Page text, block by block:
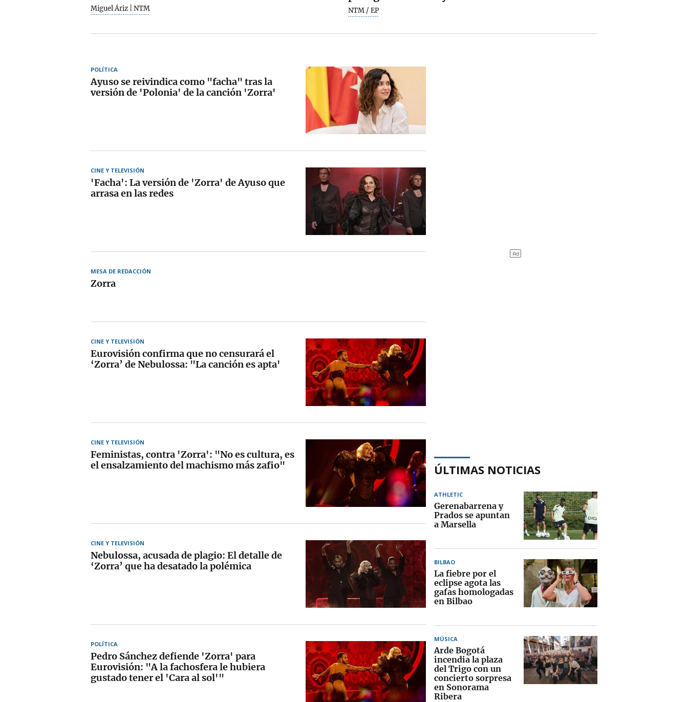
Miguel Áriz | NTM NTM / EP
POLÍTICA
Ayuso se reivindica como "facha" tras la
versión de 'Polonia' de la canción 'Zorra'
CINE Y TELEVISIÓN
'Facha': La versión de 'Zorra' de Ayuso que
arrasa en las redes
MESA DE REDACCIÓN
Zorra
CINE Y TELEVISIÓN
Eurovisión confirma que no censurará el
‘Zorra’ de Nebulossa: "La canción es apta'
CINE Y TELEVISIÓN
Feministas, contra 'Zorra': "No es cultura, es
el ensalzamiento del machismo más zafio"
CINE Y TELEVISIÓN
Nebulossa, acusada de plagio: El detalle de
‘Zorra’ que ha desatado la polémica
POLÍTICA
Pedro Sánchez defiende 'Zorra' para
Eurovisión: "A la fachosfera le hubiera
gustado tener el 'Cara al sol'"
ÚLTIMAS NOTICIAS
ATHLETIC
Gerenabarrena y
Prados se apuntan
a Marsella
BILBAO
La fiebre por el
eclipse agota las
gafas homologadas
en Bilbao
MÚSICA
Arde Bogotá
incendia la plaza
del Trigo con un
concierto sorpresa
en Sonorama
Ribera